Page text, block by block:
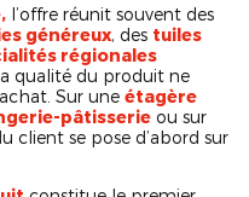
l’offre réunit souvent des
généreux, des tuiles
régionales
qualité du produit ne
Sur une étagère
pâtisserie ou sur
client se pose d’abord sur